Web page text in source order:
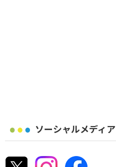
ソーシャルメディア